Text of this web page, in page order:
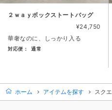
２ｗａｙボックストートバッグ
¥24,750
華奢なのに、しっかり入る
対応便： 通常
ホーム アイテムを探す スク